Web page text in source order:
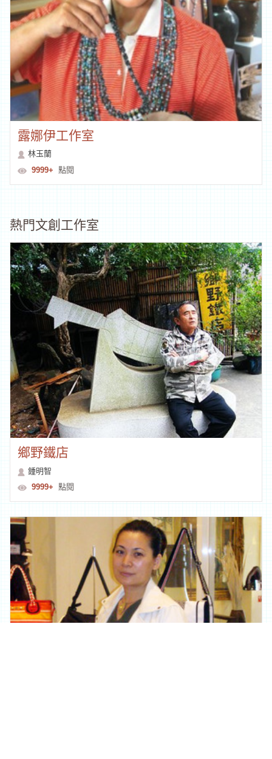
露娜伊工作室
林玉蘭
9999+ 點閱
熱門文創工作室
鄉野鐵店
鍾明智
9999+ 點閱